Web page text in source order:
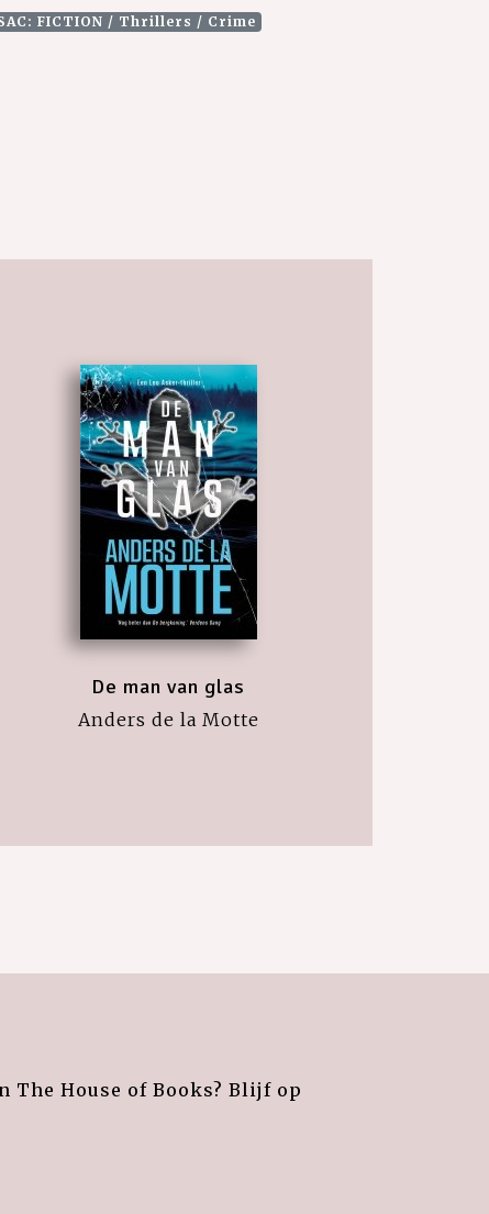
FICTION / Thrillers / Crime
De man van glas
Anders de la Motte
The House of Books? Blijf op